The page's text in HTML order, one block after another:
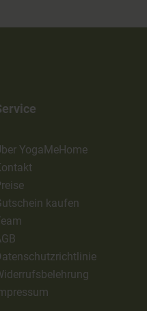
YogaMeHome
kaufen